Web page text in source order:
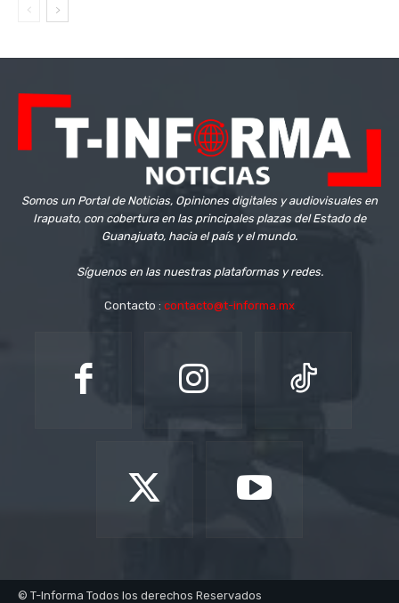
Somos un Portal de Noticias, Opiniones digitales y audiovisuales en
Irapuato, con cobertura en las principales plazas del Estado de
Guanajuato, hacia el país y el mundo.
Síguenos en las nuestras plataformas y redes.
Contacto : contacto@t-informa.mx
© T-Informa Todos los derechos Reservados